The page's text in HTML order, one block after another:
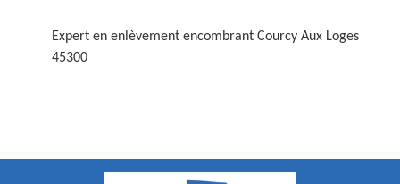
Expert en enlèvement encombrant Courcy Aux Loges
45300